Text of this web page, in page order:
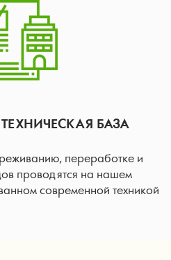
БАЗА
переработке и
проводятся на нашем
современной техникой